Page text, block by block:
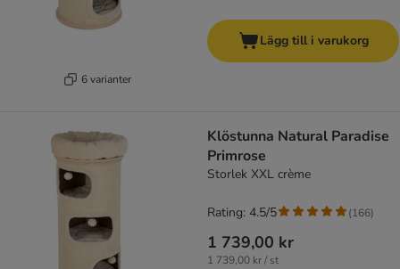
6 varianter
Lägg till i varukorg
Klöstunna Natural Paradise
Primrose
Storlek XXL crème
1 739,00 kr
1 739,00 kr / st
Rating: 4.5/5 (166)